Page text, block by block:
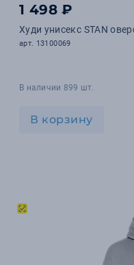
1 498 ₽
Худи унисекс STAN
арт. 13100069
В наличии 899 шт.
В корзину